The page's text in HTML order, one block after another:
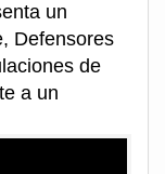
un
Defensores
de
a un